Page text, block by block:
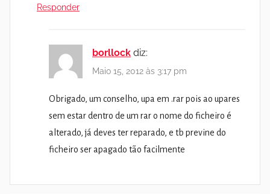
Responder
borllock diz:
Maio 15, 2012 às 3:17 pm
Obrigado, um conselho, upa em .rar pois ao upares
sem estar dentro de um rar o nome do ficheiro é
alterado, já deves ter reparado, e tb previne do
ficheiro ser apagado tão facilmente